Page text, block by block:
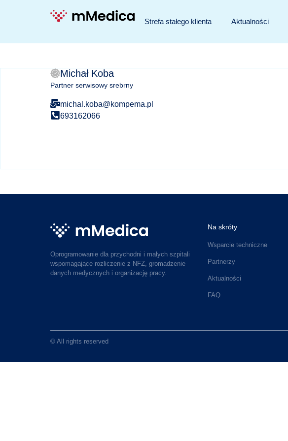
Strefa stałego klienta Aktualności
Michał Koba
Partner serwisowy srebrny
michal.koba@kompema.pl
693162066
Oprogramowanie dla przychodni i małych szpitali
wspomagające rozliczenie z NFZ, gromadzenie
danych medycznych i organizację pracy.
Na skróty
Wsparcie techniczne
Partnerzy
Aktualności
FAQ
© All rights reserved